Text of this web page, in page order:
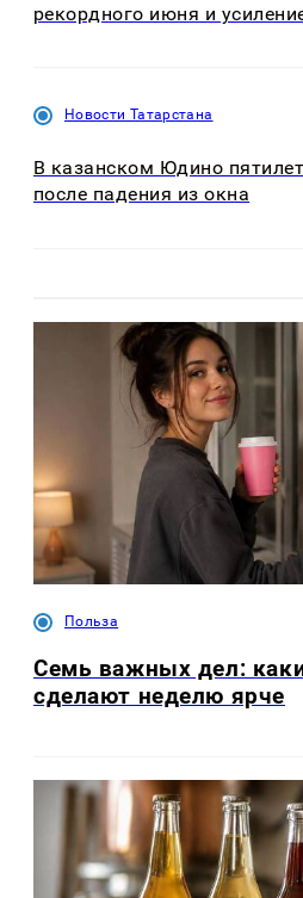
рекордного июня и
Новости Татарстана
В казанском Юдино
после падения из окна
Польза
Семь важных дел:
сделают неделю ярче